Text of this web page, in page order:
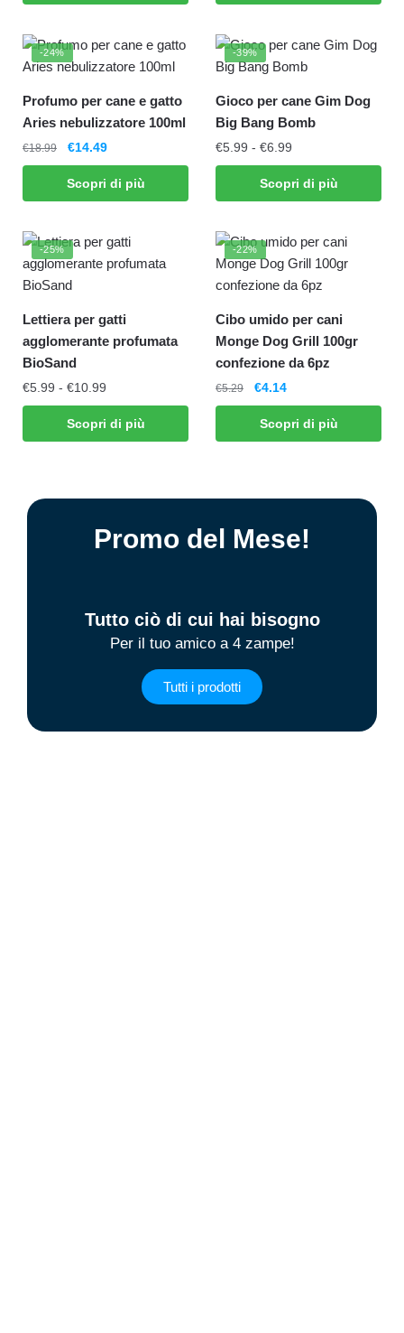
-24%
Profumo per cane e gatto
Aries nebulizzatore 100ml
€18.99 €14.49
Scopri di più
-39%
Gioco per cane Gim Dog
Big Bang Bomb
€5.99 - €6.99
Scopri di più
-25%
Lettiera per gatti
agglomerante profumata
BioSand
€5.99 - €10.99
Scopri di più
-22%
Cibo umido per cani
Monge Dog Grill 100gr
confezione da 6pz
€5.29 €4.14
Scopri di più
Promo del Mese!
Tutto ciò di cui hai bisogno
Per il tuo amico a 4 zampe!
Tutti i prodotti